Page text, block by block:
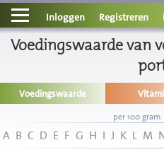
Contact
Informatie
Inloggen Registreren
Voedingswaarde van
Voedingswaarde
per 100 gram
A B C D E F G H I J K L M